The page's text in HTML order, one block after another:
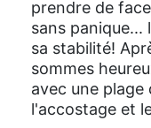
prendre de
sans
sa stabilité!
sommes
avec une
l'accostage et